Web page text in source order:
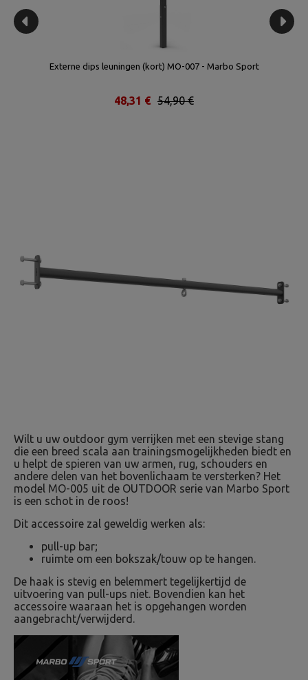
Externe dips leuningen (kort) MO-007 - Marbo Sport
54,90 €
48,31 €
Wilt u uw outdoor gym verrijken met een stevige stang
die een breed scala aan trainingsmogelijkheden biedt en
u helpt de spieren van uw armen, rug, schouders en
andere delen van het bovenlichaam te versterken? Het
model MO-005 uit de OUTDOOR serie van Marbo Sport
is een schot in de roos!
Dit accessoire zal geweldig werken als:
pull-up bar;
ruimte om een bokszak/touw op te hangen.
De haak is stevig en belemmert tegelijkertijd de
uitvoering van pull-ups niet. Bovendien kan het
accessoire waaraan het is opgehangen worden
aangebracht/verwijderd.